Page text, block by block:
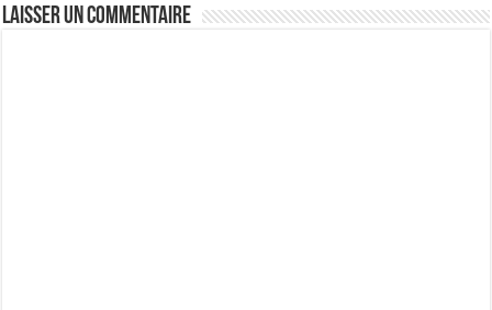
Laisser un commentaire